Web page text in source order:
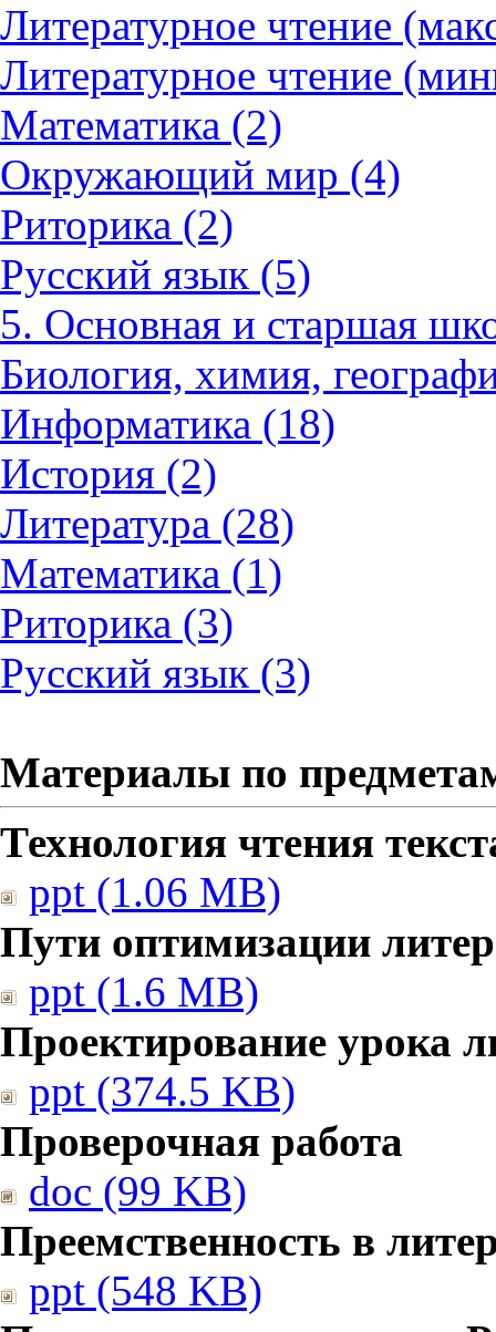
Литературное чтение
Литературное чтение
Математика (2)
Окружающий мир (4)
Риторика (2)
Русский язык (5)
5. Основная и старшая
Биология, химия,
Информатика (18)
История (2)
Литература (28)
Математика (1)
Риторика (3)
Русский язык (3)
Материалы по
Технология чтения
ppt (1.06 MB)
Пути оптимизации
ppt (1.6 MB)
Проектирование урока
ppt (374.5 KB)
Проверочная работа
doc (99 KB)
Преемственность в
ppt (548 KB)